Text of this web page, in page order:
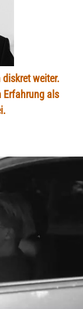
weiter.
Erfahrung als